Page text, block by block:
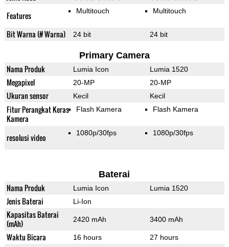
Features Multitouch Multitouch
Bit Warna (# Warna) 24 bit 24 bit
Primary Camera
Nama Produk Lumia Icon Lumia 1520
Megapixel 20-MP 20-MP
Ukuran sensor Kecil Kecil
Fitur Perangkat Keras
Kamera
Flash Kamera Flash Kamera
resolusi video 1080p/30fps 1080p/30fps
Baterai
Nama Produk Lumia Icon Lumia 1520
Jenis Baterai Li-Ion
Kapasitas Baterai
(mAh)
2420 mAh 3400 mAh
Waktu Bicara 16 hours 27 hours